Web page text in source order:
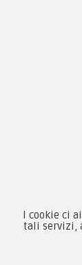
I cookie ci
tali servizi,